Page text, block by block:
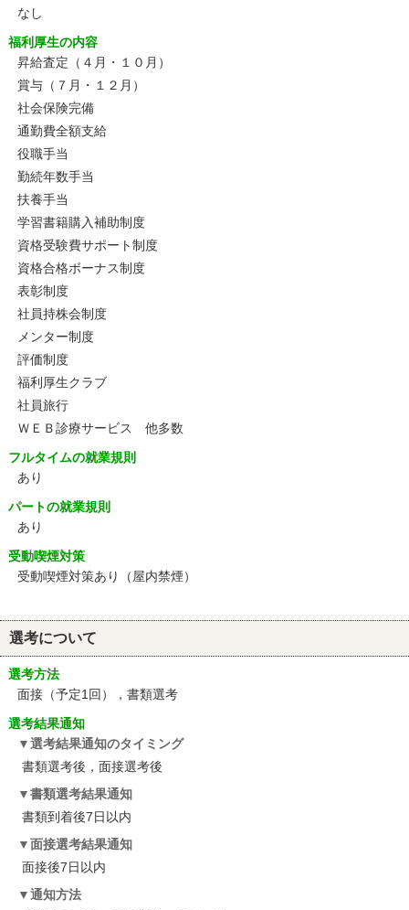
なし
福利厚生の内容
昇給査定（４月・１０月）
賞与（７月・１２月）
社会保険完備
通勤費全額支給
役職手当
勤続年数手当
扶養手当
学習書籍購入補助制度
資格受験費サポート制度
資格合格ボーナス制度
表彰制度
社員持株会制度
メンター制度
評価制度
福利厚生クラブ
社員旅行
ＷＥＢ診療サービス 他多数
フルタイムの就業規則
あり
パートの就業規則
あり
受動喫煙対策
受動喫煙対策あり（屋内禁煙）
選考について
選考方法
面接（予定1回），書類選考
選考結果通知
選考結果通知のタイミング
書類選考後，面接選考後
書類選考結果通知
書類到着後7日以内
面接選考結果通知
面接後7日以内
通知方法